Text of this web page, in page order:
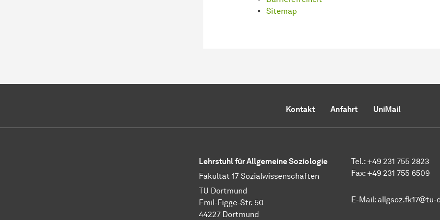
Sitemap
Kontakt Anfahrt UniMail
Lehrstuhl für Allgemeine Soziologie
Fakultät 17 Sozial­wissen­schaften
TU Dort­mund
Emil-Figge-Str. 50
44227 Dort­mund
Tel.: +49 231 755 2823
Fax: +49 231 755 6509
E-Mail: